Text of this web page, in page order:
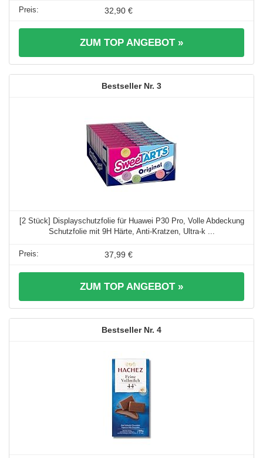
32,90 €
ZUM TOP ANGEBOT »
3
[2 Stück] Displayschutzfolie für Huawei P30 Pro, Volle Abdeckung
Schutzfolie mit 9H Härte, Anti-Kratzen, Ultra-k ...
37,99 €
ZUM TOP ANGEBOT »
4